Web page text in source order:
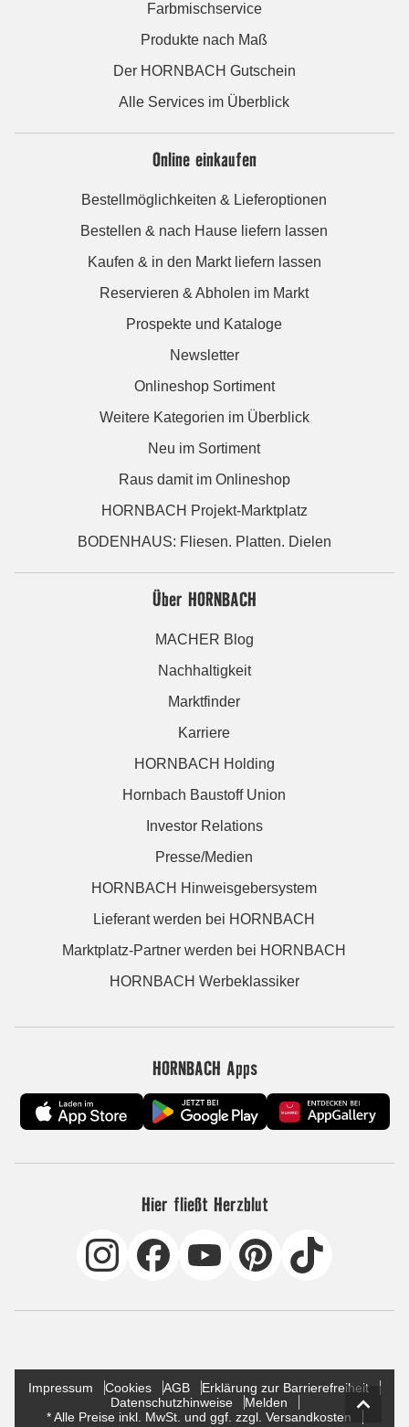
Farbmischservice
Produkte nach Maß
Der HORNBACH Gutschein
Alle Services im Überblick
Online einkaufen
Bestellmöglichkeiten & Lieferoptionen
Bestellen & nach Hause liefern lassen
Kaufen & in den Markt liefern lassen
Reservieren & Abholen im Markt
Prospekte und Kataloge
Newsletter
Onlineshop Sortiment
Weitere Kategorien im Überblick
Neu im Sortiment
Raus damit im Onlineshop
HORNBACH Projekt-Marktplatz
BODENHAUS: Fliesen. Platten. Dielen
Über HORNBACH
MACHER Blog
Nachhaltigkeit
Marktfinder
Karriere
HORNBACH Holding
Hornbach Baustoff Union
Investor Relations
Presse/Medien
HORNBACH Hinweisgebersystem
Lieferant werden bei HORNBACH
Marktplatz-Partner werden bei HORNBACH
HORNBACH Werbeklassiker
HORNBACH Apps
Hier fließt Herzblut
Impressum Cookies AGB
Erklärung zur Barrierefreiheit
Datenschutzhinweise
Melden
* Alle Preise inkl. MwSt. und ggf. zzgl. Versandkosten